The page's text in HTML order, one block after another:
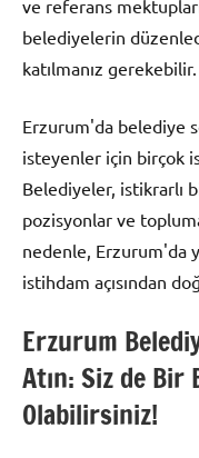
ve referans
belediyelerin
katılmanız gerekebilir.
Erzurum'da belediye
isteyenler için birçok
Belediyeler, istikrarlı
pozisyonlar ve
nedenle, Erzurum'da
istihdam açısından
Erzurum
Atın: Siz de Bir
Olabilirsiniz!